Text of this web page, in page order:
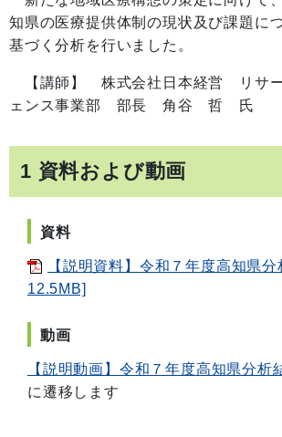
知県の医療提供体制の現状及び課題に
基づく分析を行いました。
【講師】 株式会社日本経営 リサー
ェンス事業部 部長 角谷 哲 氏
1 資料および動画
資料
【説明資料】令和７年度高知県分
12.5MB]
動画
【説明動画】令和７年度高知県分析
に遷移します